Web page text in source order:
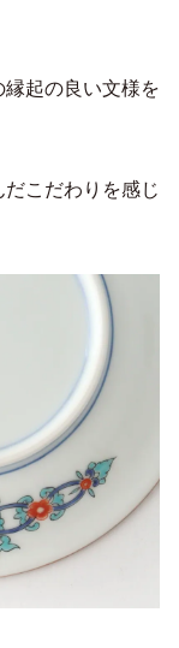
起の良い文様を
こだわりを感じ